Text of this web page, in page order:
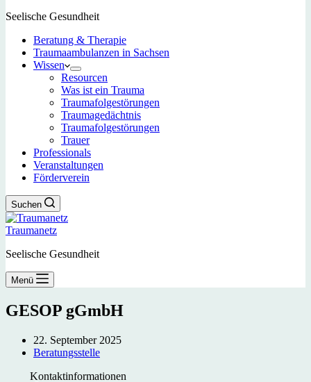
Seelische Gesundheit
Beratung & Therapie
Traumaambulanzen in Sachsen
Wissen
Resourcen
Was ist ein Trauma
Traumafolgestörungen
Traumagedächtnis
Traumafolgestörungen
Trauer
Professionals
Veranstaltungen
Förderverein
Suchen
Traumanetz
Seelische Gesundheit
Menü
GESOP gGmbH
22. September 2025
Beratungsstelle
Kontaktinformationen